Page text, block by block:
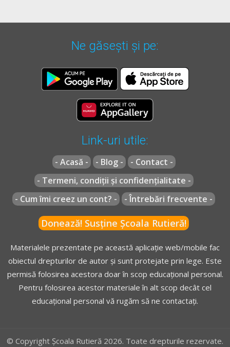
Ne găsești și pe:
Link-uri utile:
- Acasă - - Blog -
- Contact -
- Termeni, condiții și confidențialitate -
- Cum îmi creez un cont? -
- Întrebări frecvente -
Donează! Susține Școala Rutieră!
Materialele prezentate pe această aplicație web/mobile fac
obiectul drepturilor de autor și sunt protejate prin lege. Este
permisă folosirea acestora doar în scop educațional personal.
Pentru folosirea acestor materiale în alt scop decât cel
educațional personal vă rugăm să ne contactați.
© Copyright Școala Rutieră 2026. Toate drepturile rezervate.